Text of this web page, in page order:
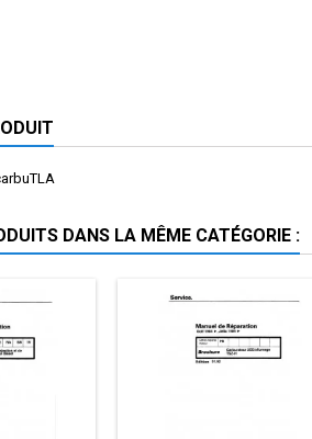
DANS LA MÊME CATÉGORIE :